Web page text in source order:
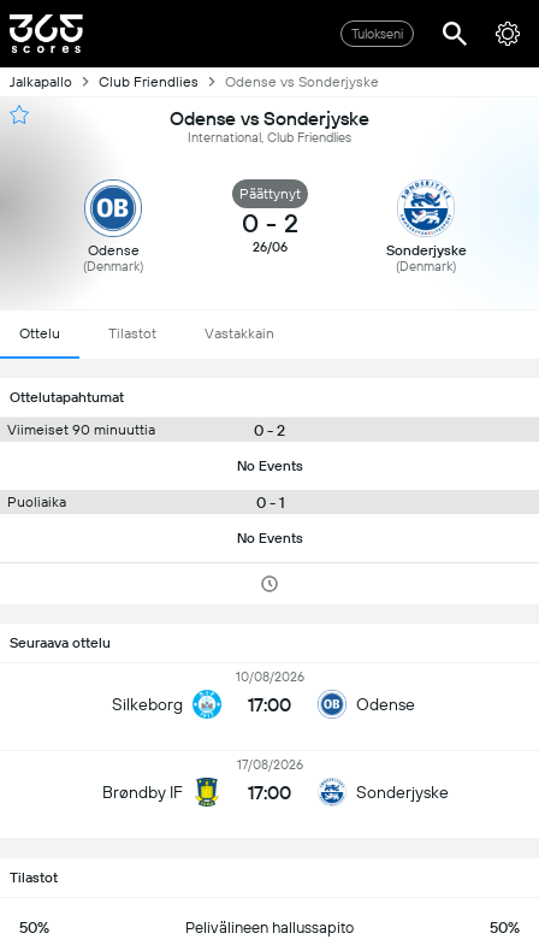
Tulokseni
Jalkapallo Club Friendlies Odense vs Sonderjyske
Odense vs Sonderjyske
International, Club Friendlies
Odense
(Denmark)
Päättynyt
0 - 2
26/06 Sonderjyske
(Denmark)
Ottelu Tilastot Vastakkain
Ottelutapahtumat
Viimeiset 90 minuuttia
0 - 2
No Events
Puoliaika 0 - 1
No Events
Seuraava ottelu
Silkeborg
10/08/2026
17:00 Odense
Brøndby IF
17/08/2026
17:00 Sonderjyske
Tilastot
50% Pelivälineen hallussapito 50%